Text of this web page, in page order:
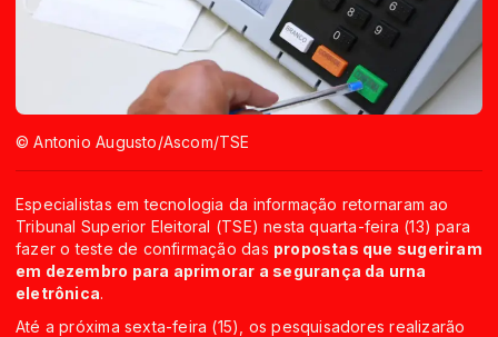
© Antonio Augusto/Ascom/TSE
Especialistas em tecnologia da informação retornaram ao
Tribunal Superior Eleitoral (TSE) nesta quarta-feira (13) para
fazer o teste de confirmação das propostas que sugeriram
em dezembro para aprimorar a segurança da urna
eletrônica.
Até a próxima sexta-feira (15), os pesquisadores realizarão